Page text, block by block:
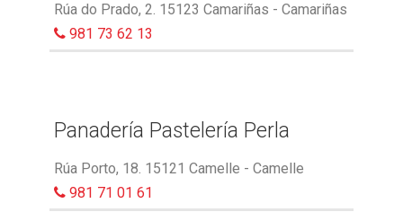
Rúa do Prado, 2. 15123 Camariñas - Camariñas
981 73 62 13
Panadería Pastelería Perla
Rúa Porto, 18. 15121 Camelle - Camelle
981 71 01 61